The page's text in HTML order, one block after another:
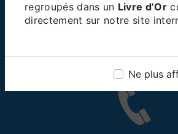
regroupés dans un Livre d’Or
directement sur notre site
Ne plus
Adresse